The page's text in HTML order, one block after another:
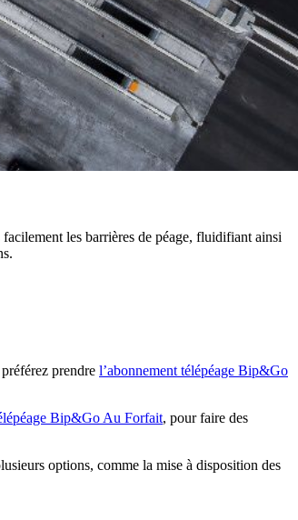
facilement les barrières de péage, fluidifiant ainsi
prendre l’abonnement télépéage Bip&Go
Bip&Go Au Forfait, pour faire des
options, comme la mise à disposition des